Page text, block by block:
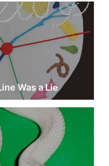
Was a Lie